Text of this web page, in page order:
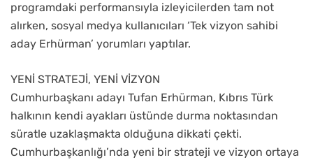
programdaki performansıyla izleyicilerden tam not
alırken, sosyal medya kullanıcıları ‘Tek vizyon sahibi
aday Erhürman’ yorumları yaptılar.
YENİ STRATEJİ, YENİ VİZYON
Cumhurbaşkanı adayı Tufan Erhürman, Kıbrıs Türk
halkının kendi ayakları üstünde durma noktasından
süratle uzaklaşmakta olduğuna dikkati çekti.
Cumhurbaşkanlığı’nda yeni bir strateji ve vizyon ortaya